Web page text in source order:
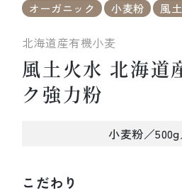
オーガニック 小麦粉 風
北海道産有機小麦
風土火水 北海道
ク強力粉
小麦粉／
こだわり